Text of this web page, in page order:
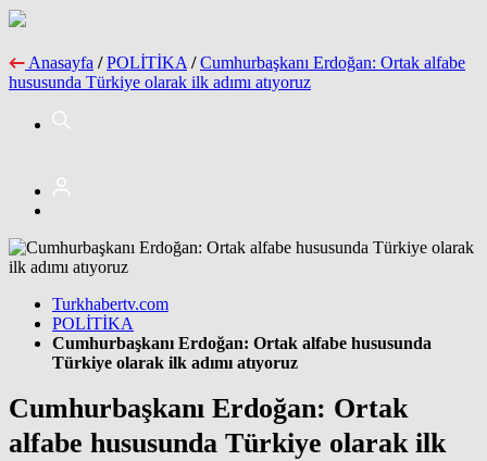
Anasayfa / POLİTİKA / Cumhurbaşkanı Erdoğan: Ortak alfabe
hususunda Türkiye olarak ilk adımı atıyoruz
Turkhabertv.com
POLİTİKA
Cumhurbaşkanı Erdoğan: Ortak alfabe hususunda
Türkiye olarak ilk adımı atıyoruz
Cumhurbaşkanı Erdoğan: Ortak
alfabe hususunda Türkiye olarak ilk